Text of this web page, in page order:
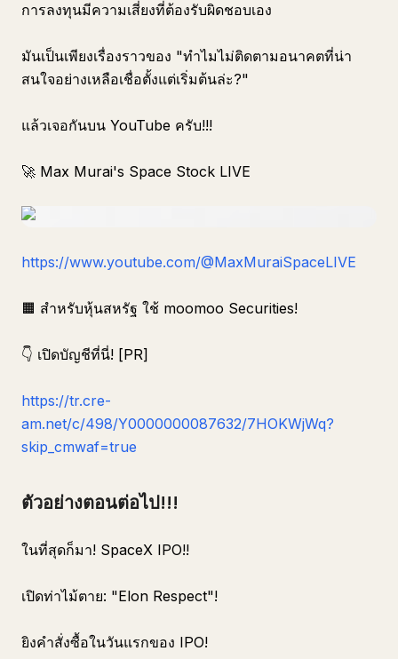
การลงทุนมีความเสี่ยงที่ต้องรับผิดชอบเอง
มันเป็นเพียงเรื่องราวของ "ทำไมไม่ติดตามอนาคตที่น่า
สนใจอย่างเหลือเชื่อตั้งแต่เริ่มต้นล่ะ?"
แล้วเจอกันบน YouTube ครับ!!!
🚀 Max Murai's Space Stock LIVE
https://www.youtube.com/@MaxMuraiSpaceLIVE
🟧 สำหรับหุ้นสหรัฐ ใช้ moomoo Securities!
👇 เปิดบัญชีที่นี่! [PR]
https://tr.cre-
am.net/c/498/Y0000000087632/7HOKWjWq?
skip_cmwaf=true
ตัวอย่างตอนต่อไป!!!
ในที่สุดก็มา! SpaceX IPO!!
เปิดท่าไม้ตาย: "Elon Respect"!
ยิงคำสั่งซื้อในวันแรกของ IPO!